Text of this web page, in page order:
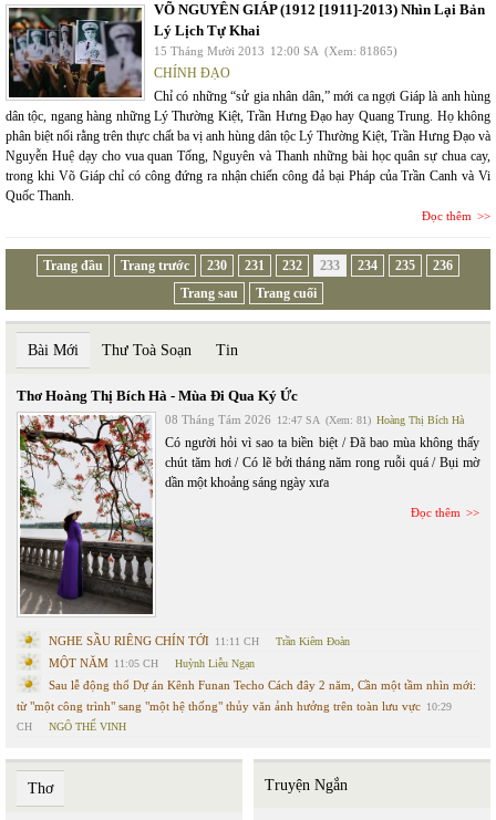
VÕ NGUYÊN GIÁP (1912 [1911]-2013) Nhìn Lại Bản
Lý Lịch Tự Khai
15 Tháng Mười 2013 12:00 SA (Xem: 81865)
CHÍNH ĐẠO
Chỉ có những “sử gia nhân dân,” mới ca ngợi Giáp là anh hùng
dân tộc, ngang hàng những Lý Thường Kiệt, Trần Hưng Đạo hay Quang Trung. Họ không
phân biệt nổi rằng trên thực chất ba vị anh hùng dân tộc Lý Thường Kiệt, Trần Hưng Đạo và
Nguyễn Huệ dạy cho vua quan Tống, Nguyên và Thanh những bài học quân sự chua cay,
trong khi Võ Giáp chỉ có công đứng ra nhận chiến công đả bại Pháp của Trần Canh và Vi
Quốc Thanh.
Đọc thêm
Trang đầu Trang trước 230 231 232 233 234 235
236
Trang sau
Trang cuối
Bài Mới Thư Toà Soạn Tin
Thơ Hoàng Thị Bích Hà - Mùa Đi Qua Ký Ức
08 Tháng Tám 2026 12:47 SA (Xem: 81) Hoàng Thị Bích Hà
Có người hỏi vì sao ta biền biệt / Đã bao mùa không thấy
chút tăm hơi / Có lẽ bởi tháng năm rong ruỗi quá / Bụi mờ
dần một khoảng sáng ngày xưa
Đọc thêm
NGHE SẦU RIÊNG CHÍN TỚI 11:11 CH Trần Kiêm Đoàn
MỘT NĂM 11:05 CH Huỳnh Liễu Ngạn
Sau lễ động thổ Dự án Kênh Funan Techo Cách đây 2 năm, Cần một tầm nhìn mới:
từ "một công trình" sang "một hệ thống" thủy văn ảnh hưởng trên toàn lưu vực 10:29
CH
NGÔ THẾ VINH
Thơ Truyện Ngắn